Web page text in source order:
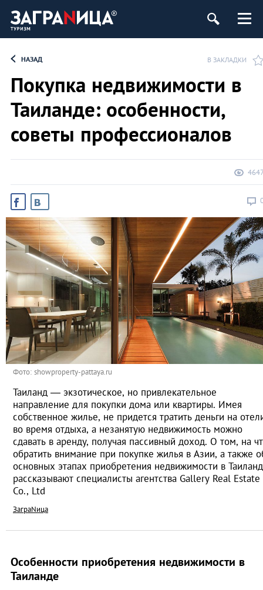
НАЗАД В ЗАКЛАДКИ
Покупка недвижимости в
Таиланде: особенности,
советы профессионалов
Фото: showproperty-pattaya.ru
Таиланд — экзотическое, но привлекательное
направление для покупки дома или квартиры. Имея
собственное жилье, не придется тратить деньги на
во время отдыха, а незанятую недвижимость можно
сдавать в аренду, получая пассивный доход. О том, на
обратить внимание при покупке жилья в Азии, а также
основных этапах приобретения недвижимости в
рассказывают специалисты агентства Gallery Real Estate
Co., Ltd
ЗаграNица
Особенности приобретения недвижимости в
Таиланде